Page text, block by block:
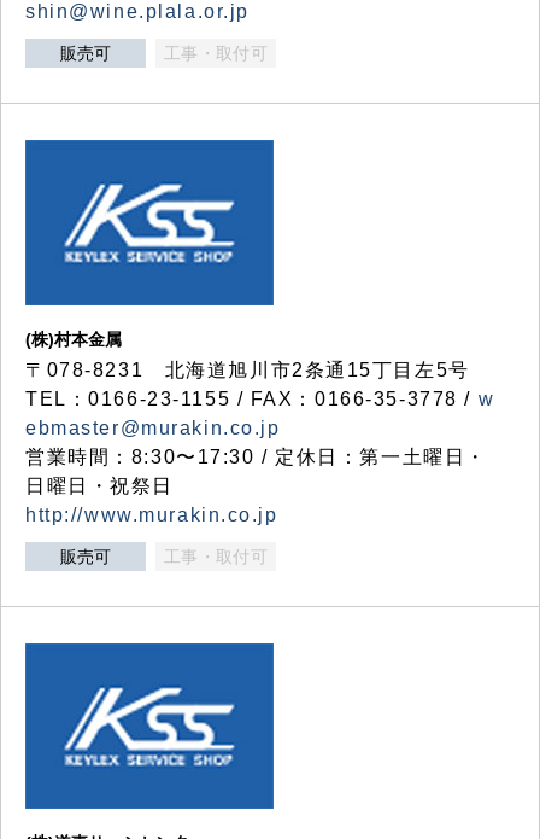
shin@wine.plala.or.jp
販売可 工事・取付可
(株)村本金属
〒078-8231 北海道旭川市2条通15丁目左5号
TEL：0166-23-1155 / FAX：0166-35-3778 / w
ebmaster@murakin.co.jp
営業時間：8:30〜17:30 / 定休日：第一土曜日・
日曜日・祝祭日
http://www.murakin.co.jp
販売可 工事・取付可